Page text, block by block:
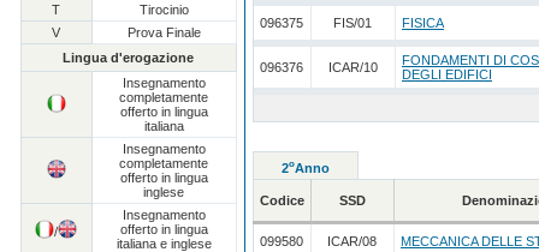
T
Tirocinio
V
Prova Finale
Lingua d'erogazione
Insegnamento
completamente
offerto in lingua
italiana
Insegnamento
completamente
offerto in lingua
inglese
/
Insegnamento
offerto in lingua
italiana e inglese
096375 FIS/01 FISICA
096376 ICAR/10
FONDAMENTI DI
DEGLI EDIFICI
2oAnno
Codice SSD
099580 ICAR/08 MECCANICA DELLE